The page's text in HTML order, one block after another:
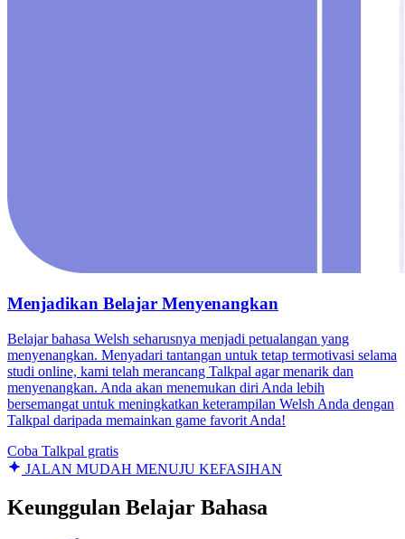
Menjadikan Belajar Menyenangkan
Belajar bahasa Welsh seharusnya menjadi petualangan yang
menyenangkan. Menyadari tantangan untuk tetap termotivasi selama
studi online, kami telah merancang Talkpal agar menarik dan
menyenangkan. Anda akan menemukan diri Anda lebih
bersemangat untuk meningkatkan keterampilan Welsh Anda dengan
Talkpal daripada memainkan game favorit Anda!
Coba Talkpal gratis
JALAN MUDAH MENUJU KEFASIHAN
Keunggulan Belajar Bahasa